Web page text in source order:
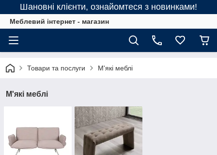
Шановні клієнти, ознайомтеся з новинками!
Меблевий інтернет - магазин
Товари та послуги М'які меблі
М'які меблі